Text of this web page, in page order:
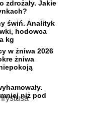
zdrożały. Jakie
świń. Analityk
hodowca
kg
w żniwa 2026
żniwa
niż pod